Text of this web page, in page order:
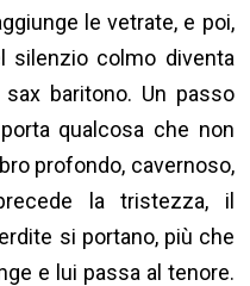
le vetrate, e poi,
silenzio colmo diventa
baritono. Un passo
qualcosa che non
profondo, cavernoso,
la tristezza, il
si portano, più che
e lui passa al tenore.